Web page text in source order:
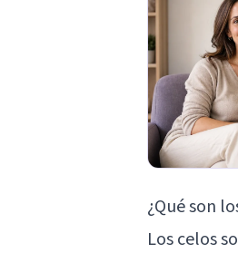
¿Qué son
Los celos